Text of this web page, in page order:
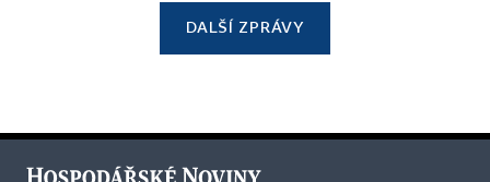
DALŠÍ ZPRÁVY